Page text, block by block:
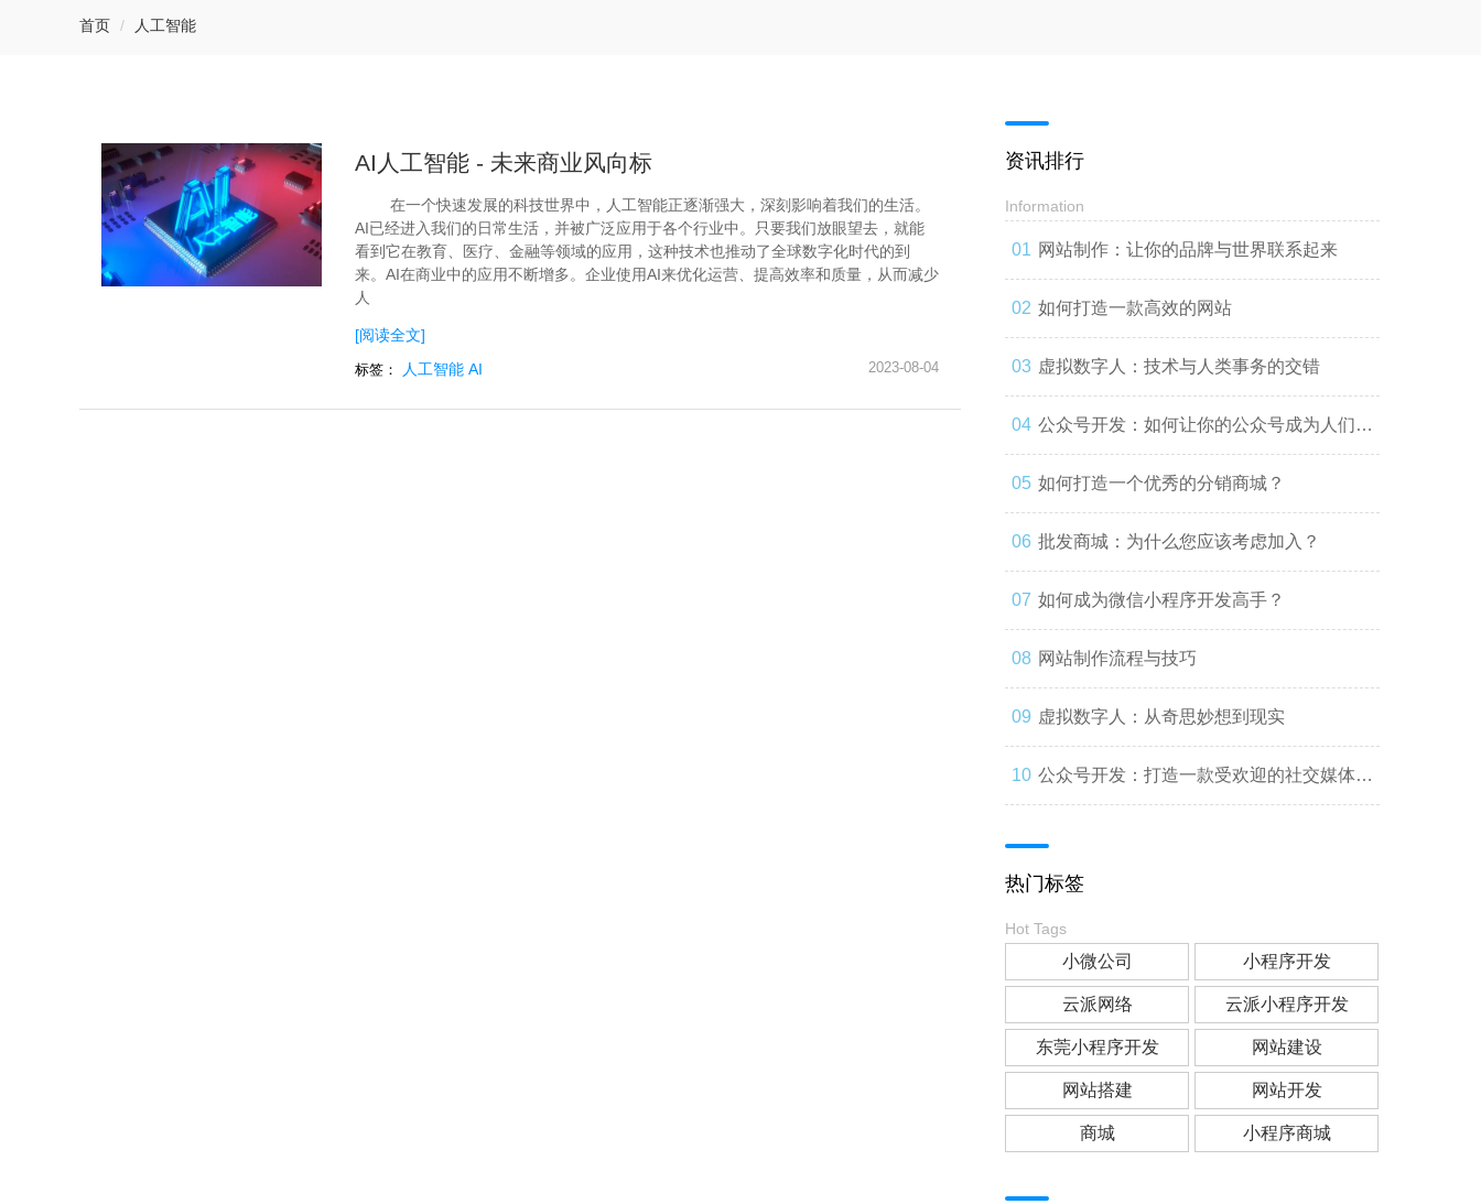
首页 人工智能
AI人工智能 - 未来商业风向标
在一个快速发展的科技世界中，人工智能正逐渐强大，深刻影响着我们的生活。
AI已经进入我们的日常生活，并被广泛应用于各个行业中。只要我们放眼望去，就能
看到它在教育、医疗、金融等领域的应用，这种技术也推动了全球数字化时代的到
来。AI在商业中的应用不断增多。企业使用AI来优化运营、提高效率和质量，从而减少
人
[阅读全文]
标签： 人工智能 AI 2023-08-04
资讯排行
Information
网站制作：让你的品牌与世界联系起来
如何打造一款高效的网站
虚拟数字人：技术与人类事务的交错
公众号开发：如何让你的公众号成为人们心
中的第一选择
如何打造一个优秀的分销商城？
批发商城：为什么您应该考虑加入？
如何成为微信小程序开发高手？
网站制作流程与技巧
虚拟数字人：从奇思妙想到现实
公众号开发：打造一款受欢迎的社交媒体应
热门标签
Hot Tags
小微公司 小程序开发
云派网络 云派小程序开发
东莞小程序开发 网站建设
网站搭建 网站开发
商城 小程序商城